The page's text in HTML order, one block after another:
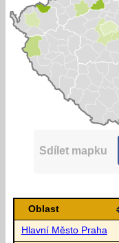
Sdílet mapku
Oblast
Hlavní Město Praha